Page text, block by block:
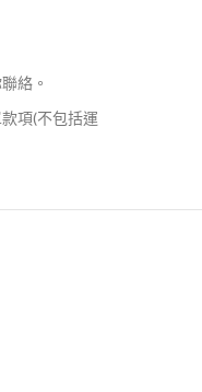
絡。
項(不包括運